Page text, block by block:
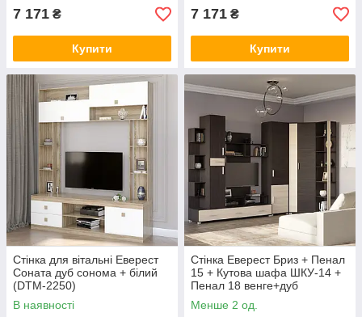
7 171 ₴
Купити
7 171 ₴
Купити
Стінка для вітальні Еверест
Соната дуб сонома + білий
(DTM-2250)
В наявності
Стінка Еверест Бриз + Пенал
15 + Кутова шафа ШКУ-14 +
Пенал 18 венге+дуб
молочний (DTM-2333)
Менше 2 од.